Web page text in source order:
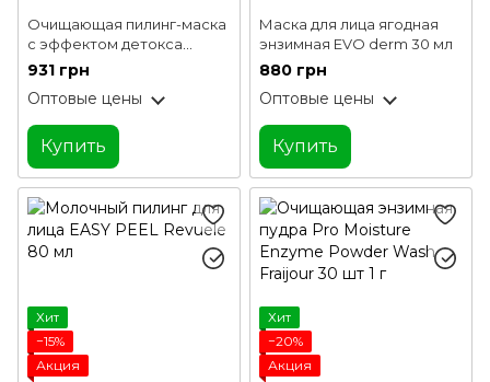
Очищающая пилинг-маска
с эффектом детокса
Herbal Peel Tox Wash Off
Type Cream Mask Medi-
Peel 120 мл
931 грн
Оптовые цены
Купить
Маска для лица ягодная
энзимная EVO derm 30 мл
880 грн
Оптовые цены
Купить
Хит
−15%
Акция
Хит
−20%
Акция